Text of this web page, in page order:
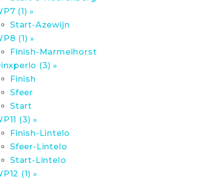
(1) »
Start-Azewijn
(1) »
Finish-Marmelhorst
(3) »
Finish
Sfeer
Start
(3) »
Finish-Lintelo
Sfeer-Lintelo
Start-Lintelo
(1) »